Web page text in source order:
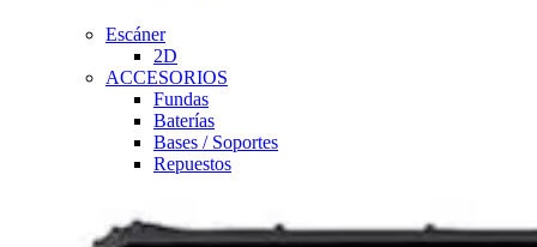
Escáner
2D
ACCESORIOS
Fundas
Baterías
Bases / Soportes
Repuestos